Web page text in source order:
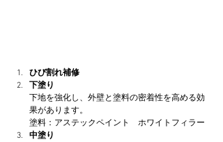
ひび割れ補修
下塗り
下地を強化し、外壁と塗料の密着性を高める効
果があります。
塗料：アステックペイント　ホワイトフィラー
中塗り